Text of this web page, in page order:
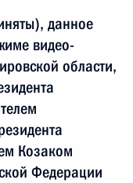
данное
видео-
области,
Козаком
Федерации